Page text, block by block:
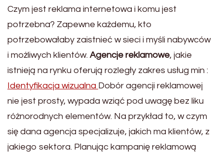
Czym jest reklama internetowa i komu jest
potrzebna? Zapewne każdemu, kto
potrzebowałaby zaistnieć w sieci i myśli nabywców
i możliwych klientów. Agencje reklamowe, jakie
istnieją na rynku oferują rozległy zakres usług min :
Identyfikacja wizualna Dobór agencji reklamowej
nie jest prosty, wypada wziąć pod uwagę bez liku
różnorodnych elementów. Na przykład to, w czym
się dana agencja specjalizuje, jakich ma klientów, z
jakiego sektora. Planując kampanię reklamową